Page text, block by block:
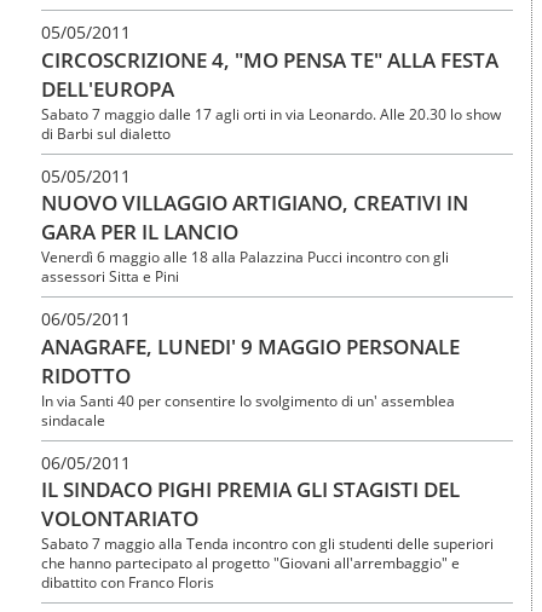
05/05/2011
CIRCOSCRIZIONE 4, "MO PENSA TE" ALLA FESTA
DELL'EUROPA
Sabato 7 maggio dalle 17 agli orti in via Leonardo. Alle 20.30 lo show
di Barbi sul dialetto
05/05/2011
NUOVO VILLAGGIO ARTIGIANO, CREATIVI IN
GARA PER IL LANCIO
Venerdì 6 maggio alle 18 alla Palazzina Pucci incontro con gli
assessori Sitta e Pini
06/05/2011
ANAGRAFE, LUNEDI' 9 MAGGIO PERSONALE
RIDOTTO
In via Santi 40 per consentire lo svolgimento di un' assemblea
sindacale
06/05/2011
IL SINDACO PIGHI PREMIA GLI STAGISTI DEL
VOLONTARIATO
Sabato 7 maggio alla Tenda incontro con gli studenti delle superiori
che hanno partecipato al progetto "Giovani all'arrembaggio" e
dibattito con Franco Floris